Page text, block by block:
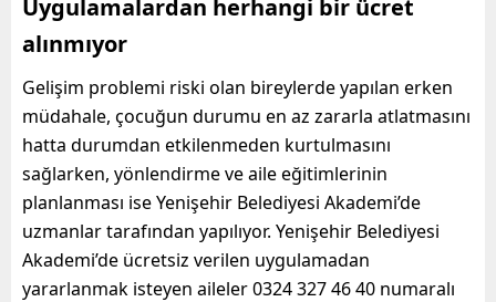
Uygulamalardan herhangi bir ücret
alınmıyor
Gelişim problemi riski olan bireylerde yapılan erken
müdahale, çocuğun durumu en az zararla atlatmasını
hatta durumdan etkilenmeden kurtulmasını
sağlarken, yönlendirme ve aile eğitimlerinin
planlanması ise Yenişehir Belediyesi Akademi’de
uzmanlar tarafından yapılıyor. Yenişehir Belediyesi
Akademi’de ücretsiz verilen uygulamadan
yararlanmak isteyen aileler 0324 327 46 40 numaralı